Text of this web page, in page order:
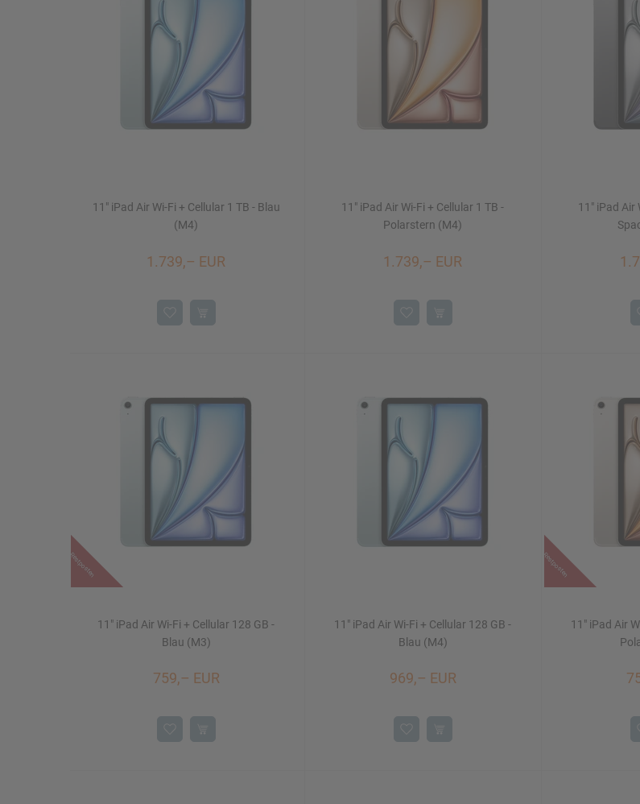
Mac Studio
iMac 24"
Displays NEU
iPhone 16/16 Plus
11" iPad Air Wi-Fi + Cellular 1 TB - Blau
(M4)
1.739,– EUR
11" iPad Air Wi-Fi + Cellular 1 TB -
Polarstern (M4)
1.739,– EUR
11" iPad Air
Restposten
11" iPad Air Wi-Fi + Cellular 128 GB -
Blau (M3)
759,– EUR
11" iPad Air Wi-Fi + Cellular 128 GB -
Blau (M4)
969,– EUR
Restposten
11" iPad Air